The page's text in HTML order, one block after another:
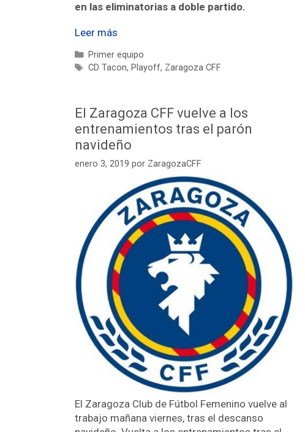
en las eliminatorias a doble partido.
Leer más
Primer equipo
CD Tacon, Playoff, Zaragoza CFF
El Zaragoza CFF vuelve a los
entrenamientos tras el parón
navideño
enero 3, 2019 por ZaragozaCFF
El Zaragoza Club de Fútbol Femenino vuelve al
trabajo mañana viernes, tras el descanso